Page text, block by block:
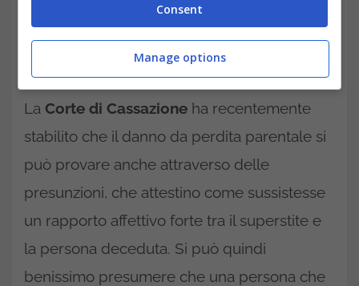
ad un risarcimento economico.
Come si prova e come si calcola il
danno da perdita parentale
La Corte di Cassazione ha recentemente
stabilito che il danno da perdita parentale si
può provare anche attraverso delle
presunzioni, che attestino come sussistesse
un rapporto affettivo forte tra il superstite e
la persona deceduta. Si può quindi
benissimo presumere che una persona che
Consent
Manage options